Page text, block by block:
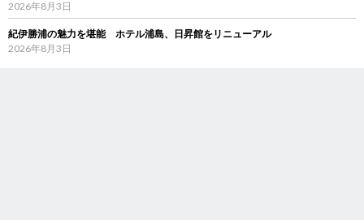
2026年8月3日
紀伊勝浦の魅力を堪能 ホテル浦島、日昇館をリニューアル
2026年8月3日